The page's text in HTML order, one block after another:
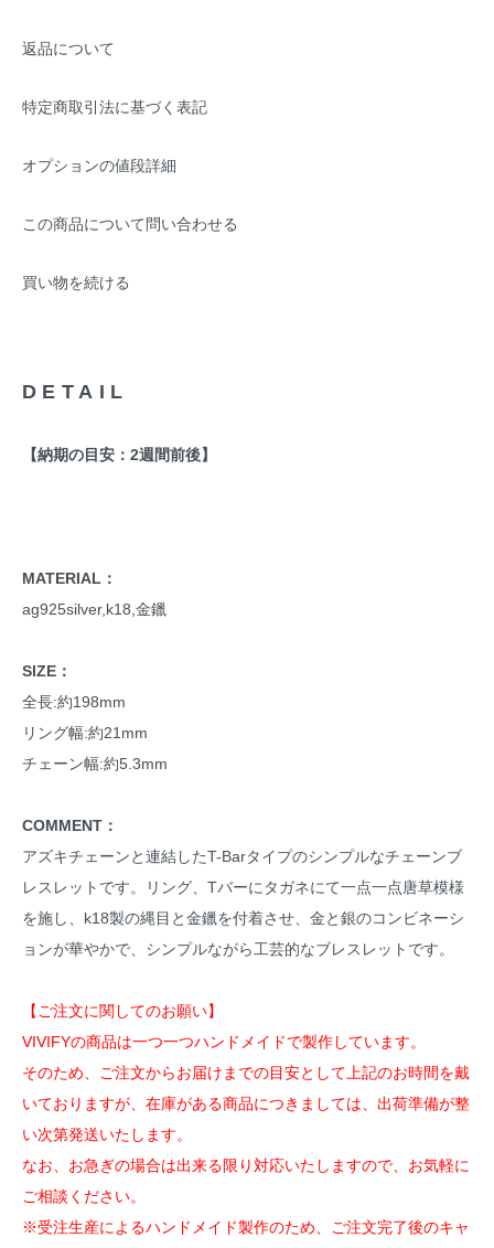
返品について
特定商取引法に基づく表記
オプションの値段詳細
この商品について問い合わせる
買い物を続ける
DETAIL
【納期の目安：2週間前後】
MATERIAL：
ag925silver,k18,金鑞
SIZE：
全長:約198mm
リング幅:約21mm
チェーン幅:約5.3mm
COMMENT：
アズキチェーンと連結したT-Barタイプのシンプルなチェーンブ
レスレットです。リング、Tバーにタガネにて一点一点唐草模様
を施し、k18製の縄目と金鑞を付着させ、金と銀のコンビネーシ
ョンが華やかで、シンプルながら工芸的なブレスレットです。
【ご注文に関してのお願い】
VIVIFYの商品は一つ一つハンドメイドで製作しています。
そのため、ご注文からお届けまでの目安として上記のお時間を戴
いておりますが、在庫がある商品につきましては、出荷準備が整
い次第発送いたします。
なお、お急ぎの場合は出来る限り対応いたしますので、お気軽に
ご相談ください。
※受注生産によるハンドメイド製作のため、ご注文完了後のキャ